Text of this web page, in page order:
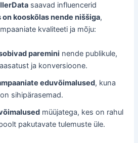
saavad influencerid
on kooskõlas nende niššiga,
kvaliteeti ja mõju:
paremini nende publikule,
ja konversioone.
eduvõimalused, kuna
sihipärasemad.
müüjatega, kes on rahul
pakutavate tulemuste üle.